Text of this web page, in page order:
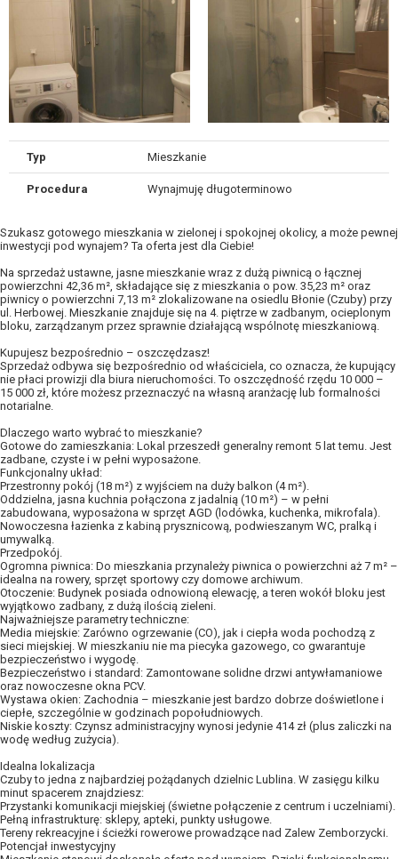
Typ Mieszkanie
Procedura Wynajmuję długoterminowo
Szukasz gotowego mieszkania w zielonej i spokojnej okolicy, a może pewnej
inwestycji pod wynajem? Ta oferta jest dla Ciebie!
Na sprzedaż ustawne, jasne mieszkanie wraz z dużą piwnicą o łącznej
powierzchni 42,36 m², składające się z mieszkania o pow. 35,23 m² oraz
piwnicy o powierzchni 7,13 m² zlokalizowane na osiedlu Błonie (Czuby) przy
ul. Herbowej. Mieszkanie znajduje się na 4. piętrze w zadbanym, ocieplonym
bloku, zarządzanym przez sprawnie działającą wspólnotę mieszkaniową.
Kupujesz bezpośrednio – oszczędzasz!
Sprzedaż odbywa się bezpośrednio od właściciela, co oznacza, że kupujący
nie płaci prowizji dla biura nieruchomości. To oszczędność rzędu 10 000 –
15 000 zł, które możesz przeznaczyć na własną aranżację lub formalności
notarialne.
Dlaczego warto wybrać to mieszkanie?
Gotowe do zamieszkania: Lokal przeszedł generalny remont 5 lat temu. Jest
zadbane, czyste i w pełni wyposażone.
Funkcjonalny układ:
Przestronny pokój (18 m²) z wyjściem na duży balkon (4 m²).
Oddzielna, jasna kuchnia połączona z jadalnią (10 m²) – w pełni
zabudowana, wyposażona w sprzęt AGD (lodówka, kuchenka, mikrofala).
Nowoczesna łazienka z kabiną prysznicową, podwieszanym WC, pralką i
umywalką.
Przedpokój.
Ogromna piwnica: Do mieszkania przynależy piwnica o powierzchni aż 7 m² –
idealna na rowery, sprzęt sportowy czy domowe archiwum.
Otoczenie: Budynek posiada odnowioną elewację, a teren wokół bloku jest
wyjątkowo zadbany, z dużą ilością zieleni.
Najważniejsze parametry techniczne:
Media miejskie: Zarówno ogrzewanie (CO), jak i ciepła woda pochodzą z
sieci miejskiej. W mieszkaniu nie ma piecyka gazowego, co gwarantuje
bezpieczeństwo i wygodę.
Bezpieczeństwo i standard: Zamontowane solidne drzwi antywłamaniowe
oraz nowoczesne okna PCV.
Wystawa okien: Zachodnia – mieszkanie jest bardzo dobrze doświetlone i
ciepłe, szczególnie w godzinach popołudniowych.
Niskie koszty: Czynsz administracyjny wynosi jedynie 414 zł (plus zaliczki na
wodę według zużycia).
Idealna lokalizacja
Czuby to jedna z najbardziej pożądanych dzielnic Lublina. W zasięgu kilku
minut spacerem znajdziesz:
Przystanki komunikacji miejskiej (świetne połączenie z centrum i uczelniami).
Pełną infrastrukturę: sklepy, apteki, punkty usługowe.
Tereny rekreacyjne i ścieżki rowerowe prowadzące nad Zalew Zemborzycki.
Potencjał inwestycyjny